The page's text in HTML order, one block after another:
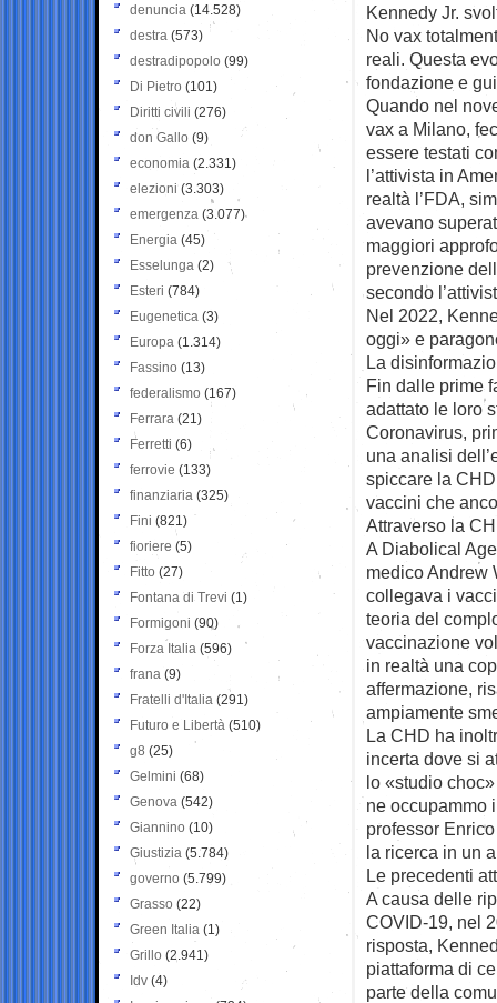
Kennedy Jr.
No vax
reali. Questa
fondazione e
Quando nel
vax a Milano,
essere testati
l’attivista in
realtà l’FDA,
avevano
maggiori
prevenzione
secondo
Nel 2022,
oggi» e
La
Fin dalle prime
adattato le loro
Coronavirus,
una analisi
spiccare la
vaccini che
Attraverso la
A Diabolical
medico Andrew
collegava i
teoria del
vaccinazione
in realtà una
affermazione,
ampiamente
La CHD ha
incerta dove si
lo «studio
ne occupammo
professor
la ricerca in un
Le precedenti
A causa delle
COVID-19, nel
risposta,
piattaforma di
parte della
denuncia (14.528)
destra (573)
destradipopolo (99)
Di Pietro (101)
Diritti civili (276)
don Gallo (9)
economia (2.331)
elezioni (3.303)
emergenza (3.077)
Energia (45)
Esselunga (2)
Esteri (784)
Eugenetica (3)
Europa (1.314)
Fassino (13)
federalismo (167)
Ferrara (21)
Ferretti (6)
ferrovie (133)
finanziaria (325)
Fini (821)
fioriere (5)
Fitto (27)
Fontana di Trevi (1)
Formigoni (90)
Forza Italia (596)
frana (9)
Fratelli d'Italia (291)
Futuro e Libertà (510)
g8 (25)
Gelmini (68)
Genova (542)
Giannino (10)
Giustizia (5.784)
governo (5.799)
Grasso (22)
Green Italia (1)
Grillo (2.941)
Idv (4)